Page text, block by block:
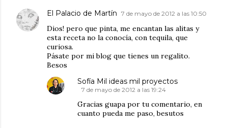
El Palacio de Martín 7 de mayo de 2012 a las 10:50
Dios! pero que pinta, me encantan las alitas y
esta receta no la conocía, con tequila, que
curiosa.
Pásate por mi blog que tienes un regalito.
Besos
Sofía Mil ideas mil proyectos
7 de mayo de 2012 a las 19:24
Gracias guapa por tu comentario, en
cuanto pueda me paso, besutos